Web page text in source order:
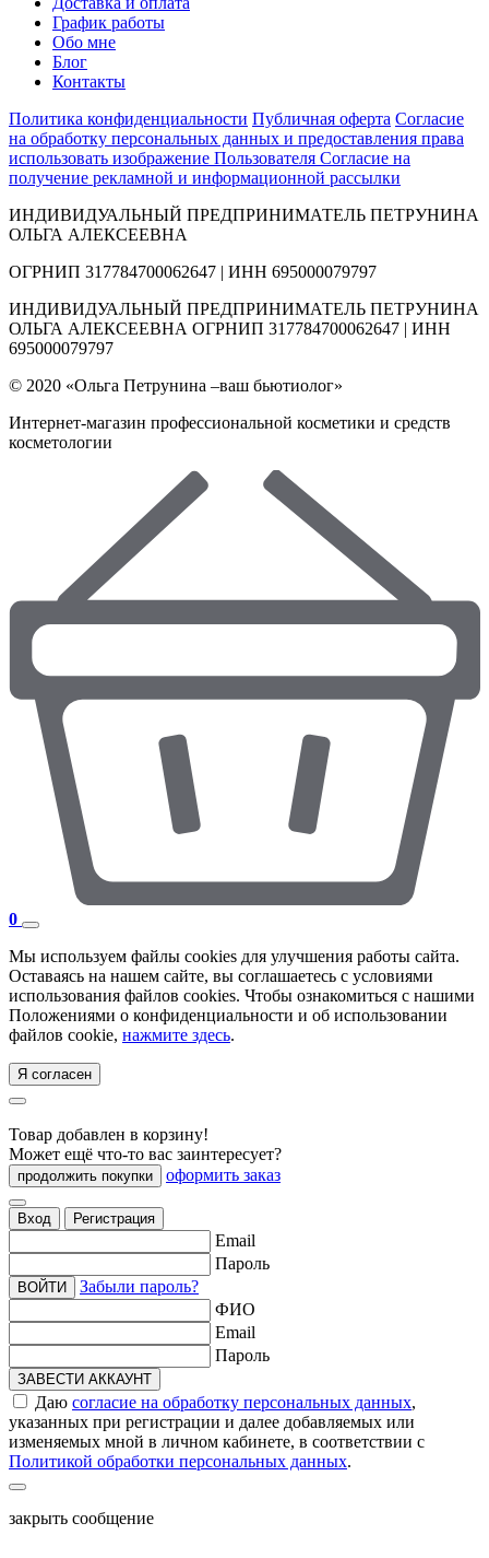
График работы
Обо мне
Блог
Контакты
Политика конфиденциальности Публичная оферта Согласие
на обработку персональных данных и предоставления права
использовать изображение Пользователя Согласие на
получение рекламной и информационной рассылки
ИНДИВИДУАЛЬНЫЙ ПРЕДПРИНИМАТЕЛЬ ПЕТРУНИНА
ОЛЬГА АЛЕКСЕЕВНА
ОГРНИП 317784700062647 | ИНН 695000079797
ИНДИВИДУАЛЬНЫЙ ПРЕДПРИНИМАТЕЛЬ ПЕТРУНИНА
ОЛЬГА АЛЕКСЕЕВНА ОГРНИП 317784700062647 | ИНН
695000079797
© 2020 «Ольга Петрунина –ваш бьютиолог»
Интернет-магазин профессиональной косметики и средств
косметологии
0
Мы используем файлы cookies для улучшения работы сайта.
Оставаясь на нашем сайте, вы соглашаетесь с условиями
использования файлов cookies. Чтобы ознакомиться с нашими
Положениями о конфиденциальности и об использовании
файлов cookie, нажмите здесь.
Я согласен
Товар добавлен в корзину!
Может ещё что-то вас заинтересует?
продолжить покупки оформить заказ
Вход Регистрация
Email
Пароль
ВОЙТИ
Забыли пароль?
ФИО
Email
Пароль
ЗАВЕСТИ АККАУНТ
Даю согласие на обработку персональных данных,
указанных при регистрации и далее добавляемых или
изменяемых мной в личном кабинете, в соответствии с
Политикой обработки персональных данных.
закрыть сообщение